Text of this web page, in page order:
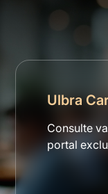
Ulbra
Consulte
portal